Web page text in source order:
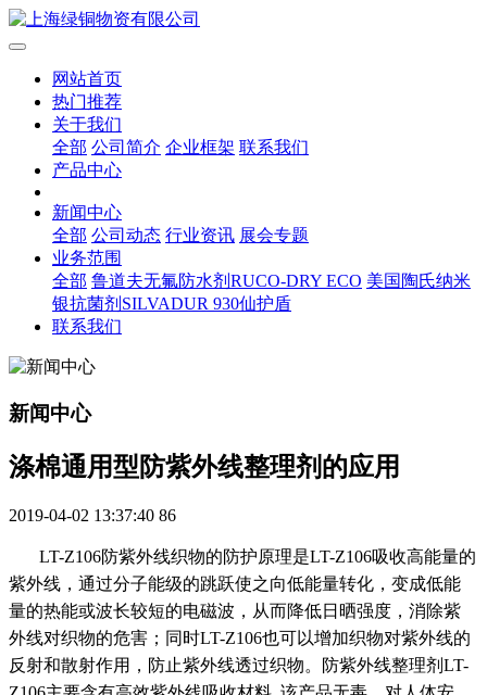
网站首页
热门推荐
关于我们
全部 公司简介 企业框架 联系我们
产品中心
新闻中心
全部 公司动态 行业资讯 展会专题
业务范围
全部 鲁道夫无氟防水剂RUCO-DRY ECO 美国陶氏纳米
银抗菌剂SILVADUR 930仙护盾
联系我们
新闻中心
涤棉通用型防紫外线整理剂的应用
2019-04-02 13:37:40 86
LT-Z106防紫外线织物的防护原理是LT-Z106吸收高能量的
紫外线，通过分子能级的跳跃使之向低能量转化，变成低能
量的热能或波长较短的电磁波，从而降低日晒强度，消除紫
外线对织物的危害；同时LT-Z106也可以增加织物对紫外线的
反射和散射作用，防止紫外线透过织物。防紫外线整理剂LT-